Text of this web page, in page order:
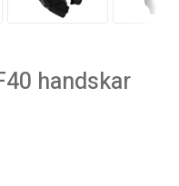
handskar